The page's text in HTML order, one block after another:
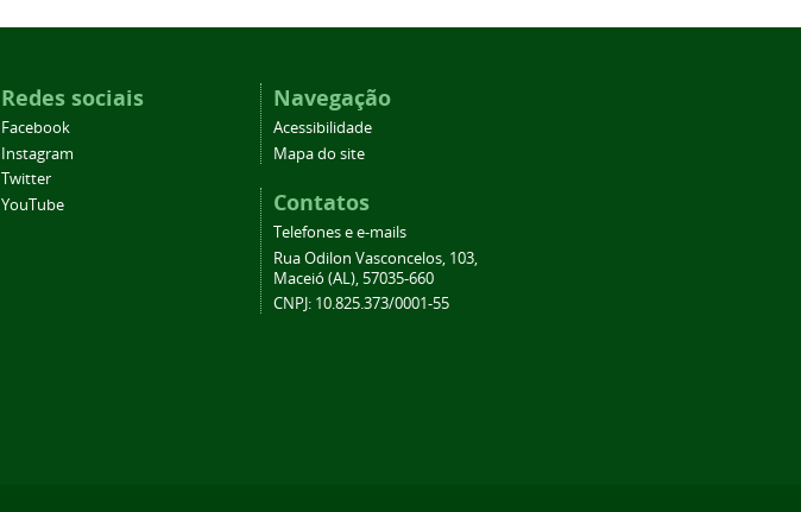
Redes sociais
Facebook
Instagram
Twitter
YouTube
Navegação
Acessibilidade
Mapa do site
Contatos
Telefones e e-mails
Rua Odilon Vasconcelos, 103,
Maceió (AL), 57035-660
CNPJ: 10.825.373/0001-55